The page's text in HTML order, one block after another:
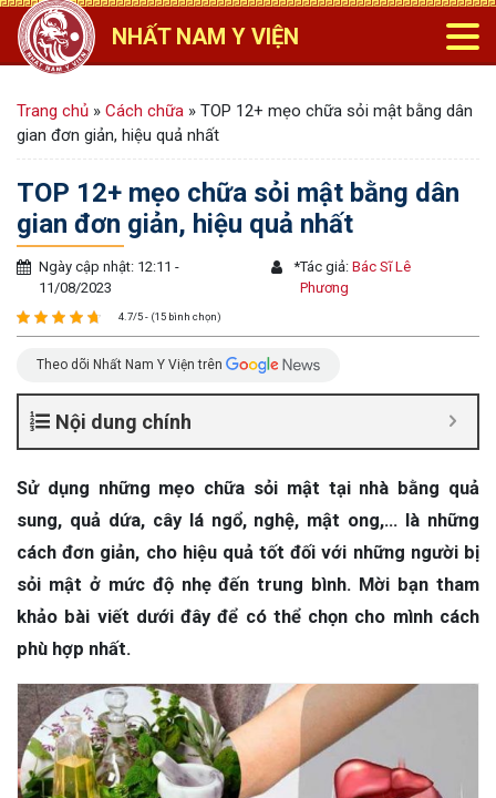
NHẤT NAM Y VIỆN
Trang chủ » Cách chữa » TOP 12+ mẹo chữa sỏi mật bằng dân
gian đơn giản, hiệu quả nhất
TOP 12+ mẹo chữa sỏi mật bằng dân
gian đơn giản, hiệu quả nhất
Ngày cập nhật: 12:11 -
11/08/2023
*Tác giả:Bác Sĩ Lê
Phương
4.7/5 - (15 bình chọn)
Theo dõi Nhất Nam Y Viện trên
Nội dung chính
Sử dụng những mẹo chữa sỏi mật tại nhà bằng quả
sung, quả dứa, cây lá ngổ, nghệ, mật ong,… là những
cách đơn giản, cho hiệu quả tốt đối với những người bị
sỏi mật ở mức độ nhẹ đến trung bình. Mời bạn tham
khảo bài viết dưới đây để có thể chọn cho mình cách
phù hợp nhất.